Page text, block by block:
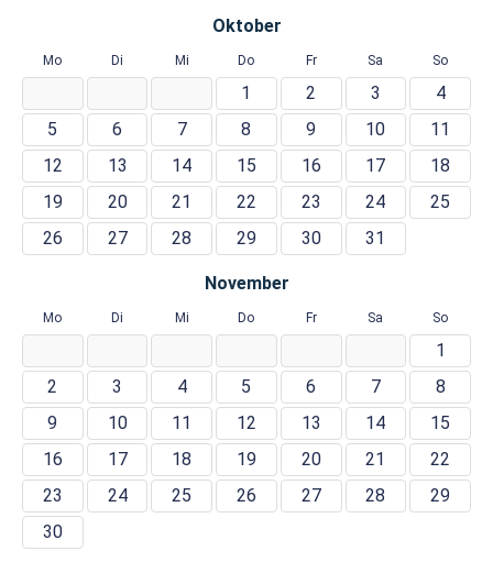
Oktober
Mo Di Mi Do Fr Sa So
1 2 3
4
5
6 7 8 9 10
11
12
13 14 15 16 17
18
19
20 21 22 23 24
25
26
27 28 29 30 31
November
Mo Di Mi Do Fr Sa So
1
2
3 4 5 6 7
8
9
10 11 12 13 14
15
16
17 18 19 20 21
22
23
24 25 26 27 28
29
30